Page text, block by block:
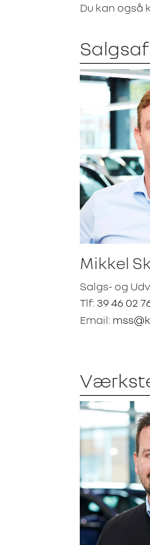
Du kan
Mikkel
Salgs- og
Tlf: 39 46 02
Email: